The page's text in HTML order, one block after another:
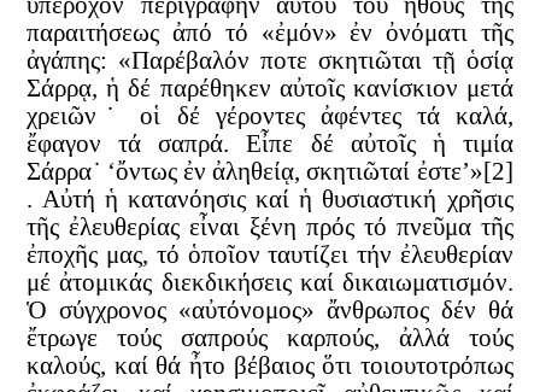
παραιτήσεως ἀπό τό «ἐμόν» ἐν ὀνόματι τῆς
ἀγάπης: «Παρέβαλόν ποτε σκητιῶται τῇ ὁσίᾳ
Σάρρᾳ, ἡ δέ παρέθηκεν αὐτοῖς κανίσκιον μετά
χρειῶν˙ οἱ δέ γέροντες ἀφέντες τά καλά,
ἔφαγον τά σαπρά. Εἶπε δέ αὐτοῖς ἡ τιμία
Σάρρα˙ ‘ὄντως ἐν ἀληθείᾳ, σκητιῶταί ἐστε’»[2]
. Αὐτή ἡ κατανόησις καί ἡ θυσιαστική χρῆσις
τῆς ἐλευθερίας εἶναι ξένη πρός τό πνεῦμα τῆς
ἐποχῆς μας, τό ὁποῖον ταυτίζει τήν ἐλευθερίαν
μέ ἀτομικάς διεκδικήσεις καί δικαιωματισμόν.
Ὁ σύγχρονος «αὐτόνομος» ἄνθρωπος δέν θά
ἔτρωγε τούς σαπρούς καρπούς, ἀλλά τούς
καλούς, καί θά ἦτο βέβαιος ὅτι τοιουτοτρόπως